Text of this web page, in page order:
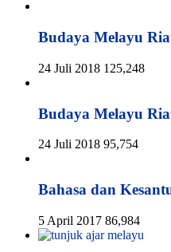
Budaya Melayu
24 Juli 2018 125,248
Budaya Melayu
24 Juli 2018 95,754
Bahasa dan
5 April 2017 86,984